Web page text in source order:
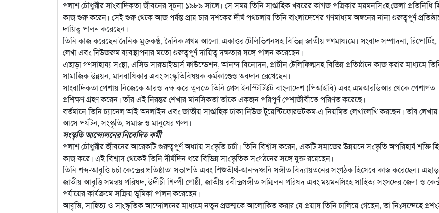
পলাশ চৌধুরীর সাংবাদিকতা জীবনের সূচনা ১৯৮৯ সালে। সে সময় তিনি সাপ্তাহিক খবরের কাগজ পত্রিকার ময়মনসিংহ জেলা প্রতিনিধি
কাজ শুরু করেন। সেই শুরু থেকে আজ পর্যন্ত প্রায় চার দশকের দীর্ঘ পথচলায় তিনি বাংলাদেশের গণমাধ্যম অঙ্গনের নানা গুরুত্বপূর্ণ
দায়িত্ব পালন করেছেন।
তিনি কাজ করেছেন দৈনিক মুক্তকণ্ঠ, দৈনিক প্রথম আলো, একাত্তর টেলিভিশনসহ বিভিন্ন জাতীয় গণমাধ্যমে। সংবাদ সম্পাদনা, রিপোর্টিং,
লেখা এবং নিউজরুম ব্যবস্থাপনার মতো গুরুত্বপূর্ণ দায়িত্ব দক্ষতার সঙ্গে পালন করেছেন।
এছাড়া গণসাহায্য সংস্থা, এসিড সারভাইভার্স ফাউন্ডেশন, আনন্দ বিনোদন, প্রাচীন টেলিফিল্মসহ বিভিন্ন প্রতিষ্ঠানে কাজ করার মাধ্যমে
সামাজিক উন্নয়ন, মানবাধিকার এবং সংস্কৃতিবিষয়ক কর্মকাণ্ডেও অবদান রেখেছেন।
সাংবাদিকতা পেশায় নিজেকে আরও দক্ষ করে তুলতে তিনি প্রেস ইনস্টিটিউট বাংলাদেশ (পিআইবি) এবং এমআরডিআর থেকে পেশাগত
প্রশিক্ষণ গ্রহণ করেন। তাঁর এই নিরন্তর শেখার মানসিকতা তাঁকে একজন পরিপূর্ণ পেশাজীবীতে পরিণত করেছে।
বর্তমানে তিনি চ্যানেল আই অনলাইন এবং জাতীয় সাপ্তাহিক ঢাকা নিউজ টুয়েন্টিফোরডটকম-এ নিয়মিত লেখালেখি করছেন। তাঁর
আসে পর্যটন, সংস্কৃতি, সমাজ ও মানুষের গল্প।
সংস্কৃতি আন্দোলনের নিবেদিত কর্মী
পলাশ চৌধুরীর জীবনের আরেকটি গুরুত্বপূর্ণ অধ্যায় সংস্কৃতি চর্চা। তিনি বিশ্বাস করেন, একটি সমাজের উন্নয়নে সংস্কৃতি অপরিহার্য শক্তি
কাজ করে। এই বিশ্বাস থেকেই তিনি দীর্ঘদিন ধরে বিভিন্ন সাংস্কৃতিক সংগঠনের সঙ্গে যুক্ত রয়েছেন।
তিনি শব্দ-আবৃত্তি চর্চা কেন্দ্রের প্রতিষ্ঠাতা সভাপতি এবং শিশুতীর্থ-আনন্দধ্বনি সঙ্গীত বিদ্যায়তনের সংগঠক হিসেবে কাজ করেছেন।
জাতীয় আবৃত্তি সমন্বয় পরিষদ, উদীচী শিল্পী গোষ্ঠী, জাতীয় রবীন্দ্রসঙ্গীত সম্মিলন পরিষদ এবং ময়মনসিংহ সাহিত্য সংসদের জেলা ও
পর্যায়ের কার্যক্রমে সক্রিয় ভূমিকা পালন করেছেন।
আবৃত্তি, সাহিত্য ও সাংস্কৃতিক আন্দোলনের মাধ্যমে নতুন প্রজন্মকে আলোকিত করার যে প্রয়াস তিনি চালিয়ে গেছেন, তা নিঃসন্দেহে